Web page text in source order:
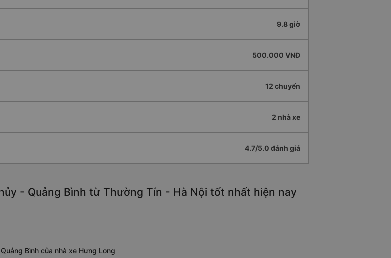
9.8 giờ
500.000 VNĐ
12 chuyến
2 nhà xe
4.7/5.0 đánh giá
- Quảng Bình từ Thường Tín - Hà Nội tốt nhất hiện nay
Bình của nhà xe Hưng Long